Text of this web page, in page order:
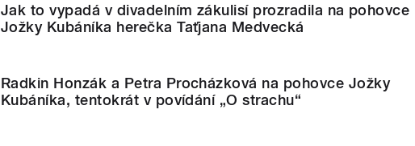
Jak to vypadá v divadelním zákulisí prozradila na pohovce
Jožky Kubáníka herečka Taťjana Medvecká
Radkin Honzák a Petra Procházková na pohovce Jožky
Kubáníka, tentokrát v povídání „O strachu“